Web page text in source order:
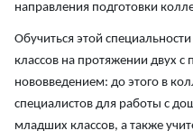
направления подготовки
Обучиться этой
классов на протяжении двух
нововведением: до этого в
специалистов для работы с
младших классов, а также